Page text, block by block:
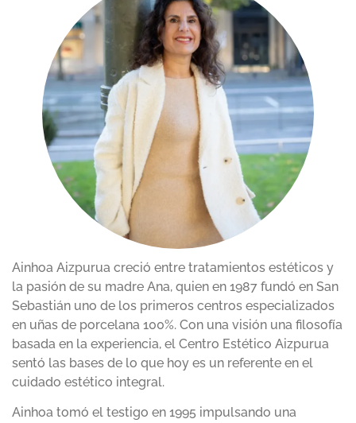
Ainhoa Aizpurua creció entre tratamientos estéticos y
la pasión de su madre Ana, quien en 1987 fundó en San
Sebastián uno de los primeros centros especializados
en uñas de porcelana 100%. Con una visión una filosofía
basada en la experiencia, el Centro Estético Aizpurua
sentó las bases de lo que hoy es un referente en el
cuidado estético integral.
Ainhoa tomó el testigo en 1995 impulsando una